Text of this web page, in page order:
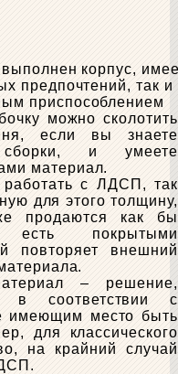
выполнен корпус,
предпочтений, так
приспособлением
можно сколотить
если вы знаете
сборки, и умеете
материал.
работать с ЛДСП, так
для этого толщину,
продаются как бы
есть покрытыми
повторяет внешний
– решение,
в соответствии с
имеющим место быть
для классического
на крайний случай